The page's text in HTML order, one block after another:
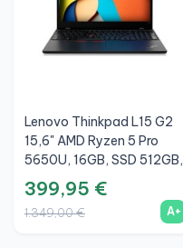
Lenovo Thinkpad L15 G2
15,6" AMD Ryzen 5 Pro
5650U, 16GB, SSD 512GB,
FHD, A+
399,95 €
1.349,00 € A+